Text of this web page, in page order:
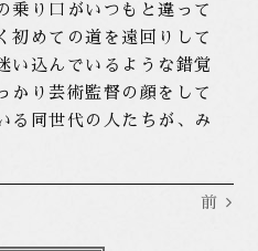
乗り口がいつもと違って
初めての道を遠回りして
い込んでいるような錯覚
かり芸術監督の顔をして
る同世代の人たちが、み
前